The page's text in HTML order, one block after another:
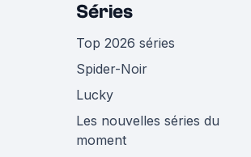
Séries
Top 2026 séries
Spider-Noir
Lucky
Les nouvelles séries du
moment